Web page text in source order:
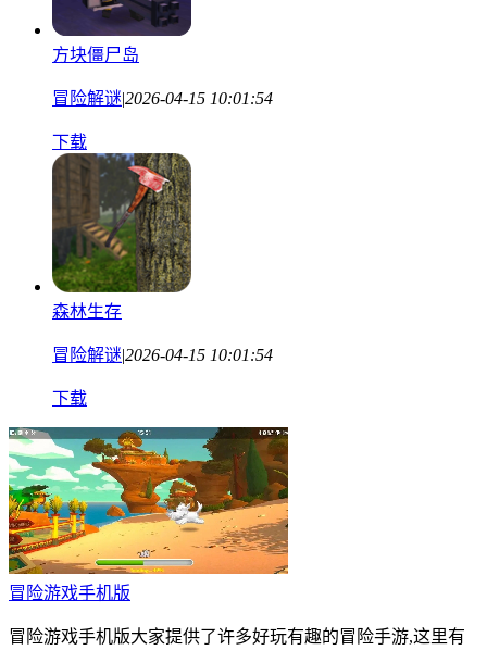
方块僵尸岛
冒险解谜|2026-04-15 10:01:54
下载
森林生存
冒险解谜|2026-04-15 10:01:54
下载
冒险游戏手机版
冒险游戏手机版大家提供了许多好玩有趣的冒险手游,这里有